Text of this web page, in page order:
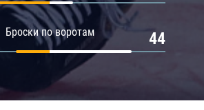
Броски по воротам 44